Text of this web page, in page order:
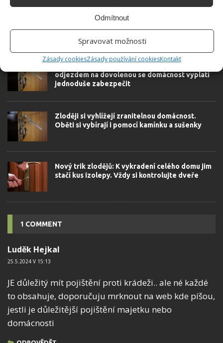
Odmítnout
Spravovat možnosti
Zásady cookiesZásady používání cookiesKontakt
SOUVISEJÍCÍ ČLÁNKY
odjezdem na dovolenou se domácnost vyplatí
jednoduše zabezpečit
Zloději si vyhlížejí zranitelnou domácnost.
Oběti si vybírají i pomocí kamínku a sušenky
Nový trik zlodějů: K vykradení celého domu jim
stačí kus izolepy. Vždy si kontrolujte dveře
1 COMMENT
Luděk Hejkal
25.5.2024 V 15:13
JE důležitý mít pojištění proti krádeži.. ale né každé
to obsahuje, doporučuju mrknout na web kde píšou,
jestli je důležitější pojištění majetku nebo
domácnosti